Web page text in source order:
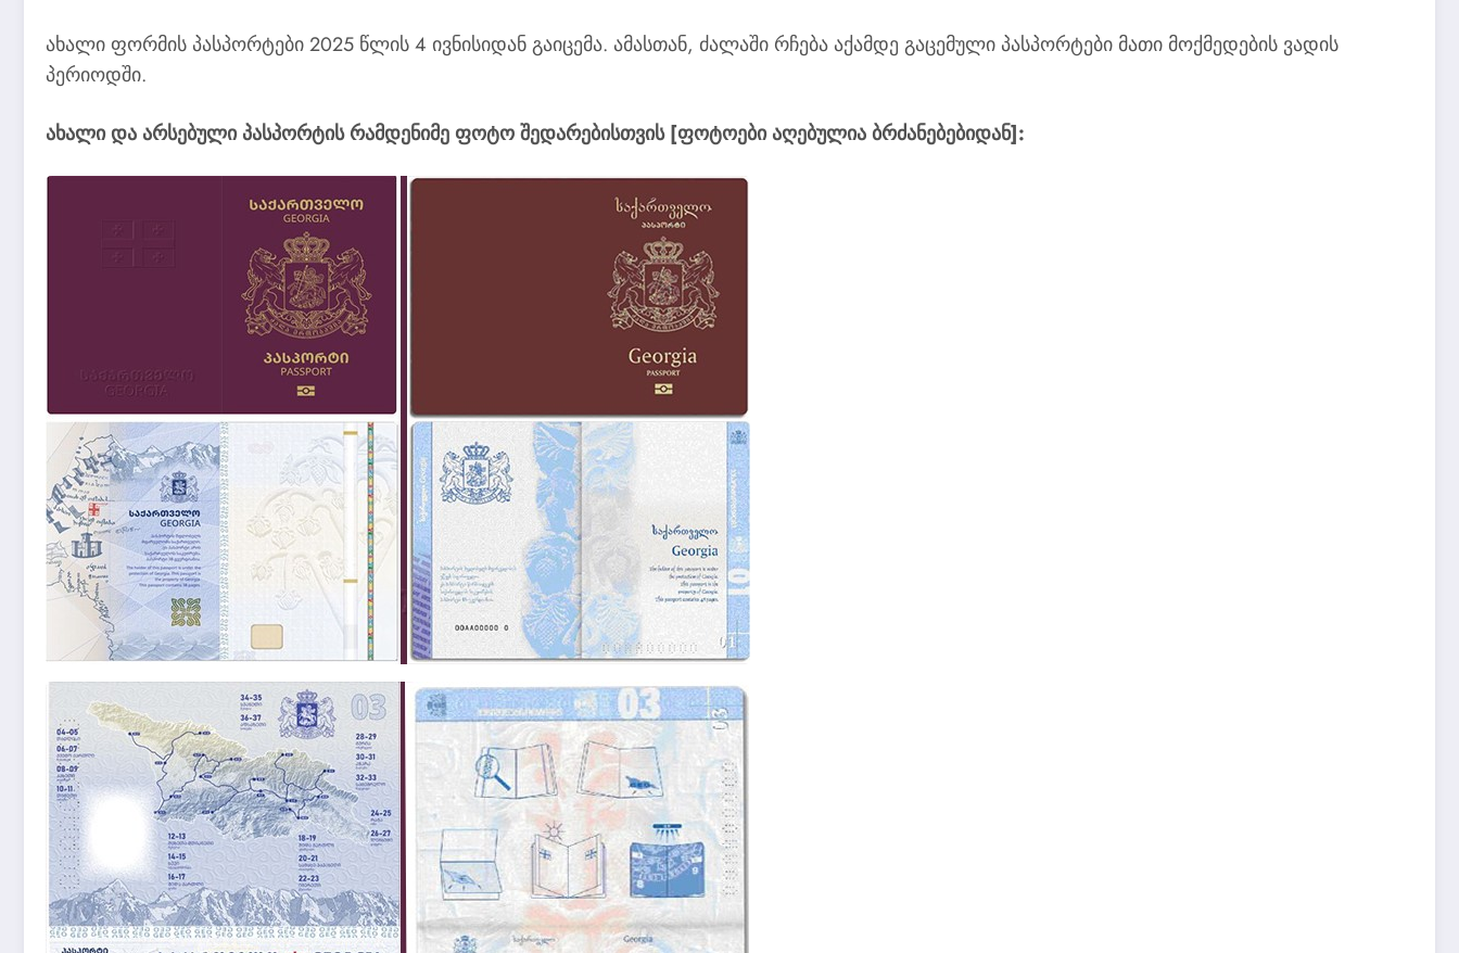
ახალი ფორმის პასპორტები 2025 წლის 4 ივნისიდან გაიცემა. ამასთან, ძალაში რჩება აქამდე გაცემული პასპორტები მათი მოქმედების ვადის
პერიოდში.
ახალი და არსებული პასპორტის რამდენიმე ფოტო შედარებისთვის [ფოტოები აღებულია ბრძანებებიდან]: